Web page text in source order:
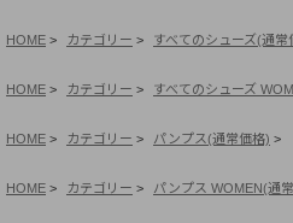
HOME カテゴリー すべてのシューズ(通常
HOME カテゴリー すべてのシューズ
HOME カテゴリー パンプス(通常価格)
HOME カテゴリー パンプス WOMEN(通